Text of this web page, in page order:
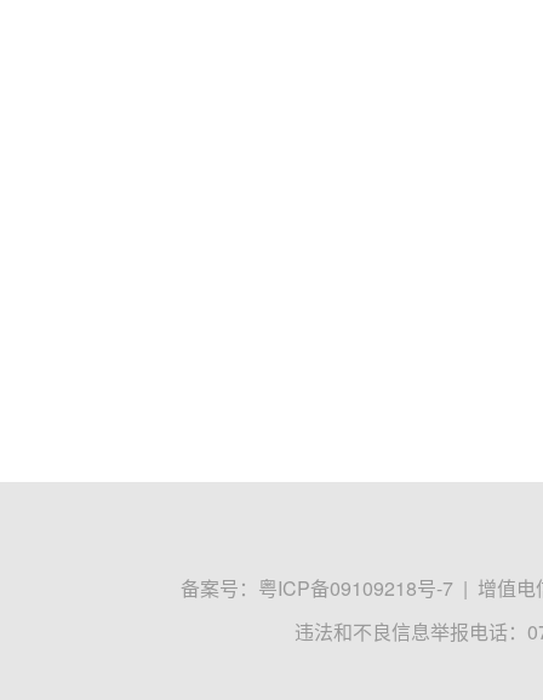
备案号： 粤ICP备09109218号-7 | 增值电
违法和不良信息举报电话：